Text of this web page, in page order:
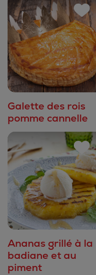
Galette des rois
pomme cannelle
Ananas grillé à la
badiane et au
piment